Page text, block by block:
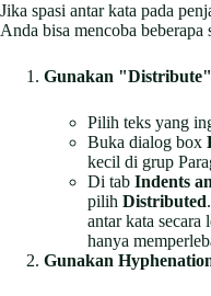
Jika spasi antar kata pada
Anda bisa mencoba beberapa
Gunakan
Pilih teks yang
Buka dialog box
kecil di grup
Di tab Indents
pilih Distributed
antar kata secara
hanya
Gunakan